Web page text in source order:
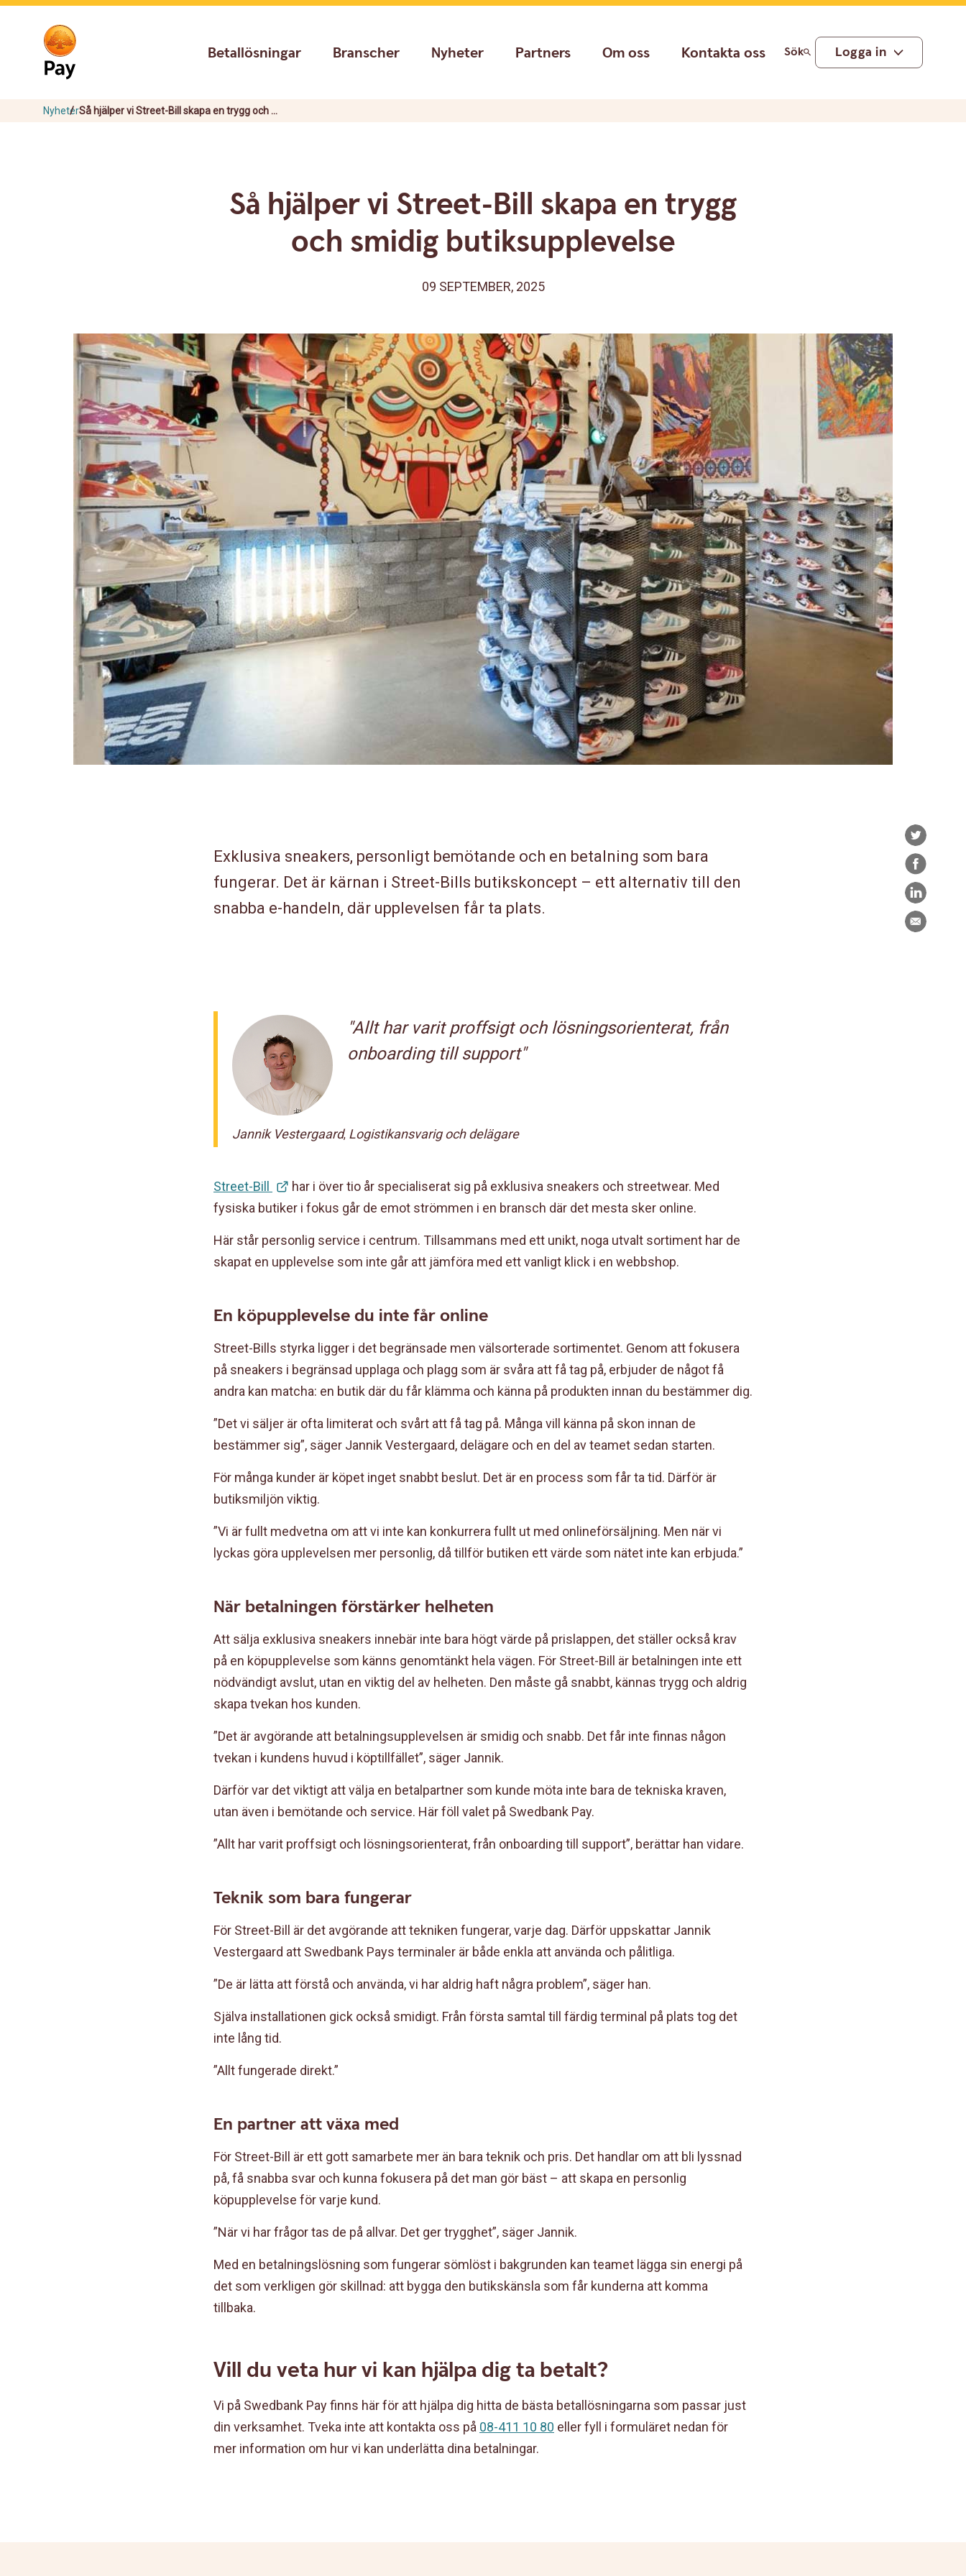
Go
navigation
Skip
Betallösningar Branscher Nyheter Partners Om oss Kontakta oss Sök Logga in
NyheterSå hjälper vi Street-Bill skapa en trygg och ...
Så hjälper vi Street-Bill skapa en trygg
och smidig butiksupplevelse
09 SEPTEMBER, 2025
Twitter
Facebook
LinkedIn
E-
post
Exklusiva sneakers, personligt bemötande och en betalning som bara
fungerar. Det är kärnan i Street-Bills butikskoncept – ett alternativ till den
snabba e-handeln, där upplevelsen får ta plats.
"Allt har varit proffsigt och lösningsorienterat, från
onboarding till support"
Jannik Vestergaard, Logistikansvarig och delägare
Street-Bill
har i över tio år specialiserat sig på exklusiva sneakers och streetwear. Med
fysiska butiker i fokus går de emot strömmen i en bransch där det mesta sker online.
Här står personlig service i centrum. Tillsammans med ett unikt, noga utvalt sortiment har de
skapat en upplevelse som inte går att jämföra med ett vanligt klick i en webbshop.
En köpupplevelse du inte får online
Street-Bills styrka ligger i det begränsade men välsorterade sortimentet. Genom att fokusera
på sneakers i begränsad upplaga och plagg som är svåra att få tag på, erbjuder de något få
andra kan matcha: en butik där du får klämma och känna på produkten innan du bestämmer dig.
”Det vi säljer är ofta limiterat och svårt att få tag på. Många vill känna på skon innan de
bestämmer sig”, säger Jannik Vestergaard, delägare och en del av teamet sedan starten.
För många kunder är köpet inget snabbt beslut. Det är en process som får ta tid. Därför är
butiksmiljön viktig.
”Vi är fullt medvetna om att vi inte kan konkurrera fullt ut med onlineförsäljning. Men när vi
lyckas göra upplevelsen mer personlig, då tillför butiken ett värde som nätet inte kan erbjuda.”
När betalningen förstärker helheten
Att sälja exklusiva sneakers innebär inte bara högt värde på prislappen, det ställer också krav
på en köpupplevelse som känns genomtänkt hela vägen. För Street-Bill är betalningen inte ett
nödvändigt avslut, utan en viktig del av helheten. Den måste gå snabbt, kännas trygg och aldrig
skapa tvekan hos kunden.
”Det är avgörande att betalningsupplevelsen är smidig och snabb. Det får inte finnas någon
tvekan i kundens huvud i köptillfället”, säger Jannik.
Därför var det viktigt att välja en betalpartner som kunde möta inte bara de tekniska kraven,
utan även i bemötande och service. Här föll valet på Swedbank Pay.
”Allt har varit proffsigt och lösningsorienterat, från onboarding till support”, berättar han vidare.
Teknik som bara fungerar
För Street-Bill är det avgörande att tekniken fungerar, varje dag. Därför uppskattar Jannik
Vestergaard att Swedbank Pays terminaler är både enkla att använda och pålitliga.
”De är lätta att förstå och använda, vi har aldrig haft några problem”, säger han.
Själva installationen gick också smidigt. Från första samtal till färdig terminal på plats tog det
inte lång tid.
”Allt fungerade direkt.”
En partner att växa med
För Street-Bill är ett gott samarbete mer än bara teknik och pris. Det handlar om att bli lyssnad
på, få snabba svar och kunna fokusera på det man gör bäst – att skapa en personlig
köpupplevelse för varje kund.
”När vi har frågor tas de på allvar. Det ger trygghet”, säger Jannik.
Med en betalningslösning som fungerar sömlöst i bakgrunden kan teamet lägga sin energi på
det som verkligen gör skillnad: att bygga den butikskänsla som får kunderna att komma
tillbaka.
Vill du veta hur vi kan hjälpa dig ta betalt?
Vi på Swedbank Pay finns här för att hjälpa dig hitta de bästa betallösningarna som passar just
din verksamhet. Tveka inte att kontakta oss på 08-411 10 80 eller fyll i formuläret nedan för
mer information om hur vi kan underlätta dina betalningar.